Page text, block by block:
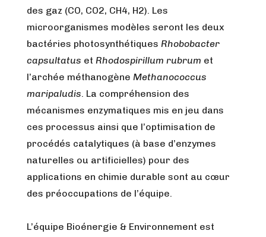
des gaz (CO, CO2, CH4, H2). Les
microorganismes modèles seront les deux
bactéries photosynthétiques Rhobobacter
capsultatus et Rhodospirillum rubrum et
l’archée méthanogène Methanococcus
maripaludis. La compréhension des
mécanismes enzymatiques mis en jeu dans
ces processus ainsi que l’optimisation de
procédés catalytiques (à base d’enzymes
naturelles ou artificielles) pour des
applications en chimie durable sont au cœur
des préoccupations de l’équipe.
L’équipe Bioénergie & Environnement est